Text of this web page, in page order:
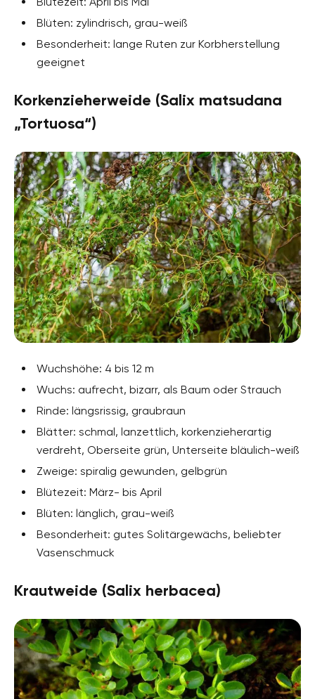
Blüten: zylindrisch, grau-weiß
Besonderheit: lange Ruten zur Korbherstellung
geeignet
Korkenzieherweide (Salix matsudana
„Tortuosa“)
Wuchshöhe: 4 bis 12 m
Wuchs: aufrecht, bizarr, als Baum oder Strauch
Rinde: längsrissig, graubraun
Blätter: schmal, lanzettlich, korkenzieherartig
verdreht, Oberseite grün, Unterseite bläulich-weiß
Zweige: spiralig gewunden, gelbgrün
Blütezeit: März- bis April
Blüten: länglich, grau-weiß
Besonderheit: gutes Solitärgewächs, beliebter
Vasenschmuck
Krautweide (Salix herbacea)